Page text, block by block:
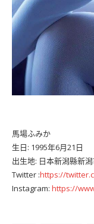
馬場ふみか
生日: 1995年6月21日
出生地: 日本新潟縣新
Twitter :https://
Instagram: https://